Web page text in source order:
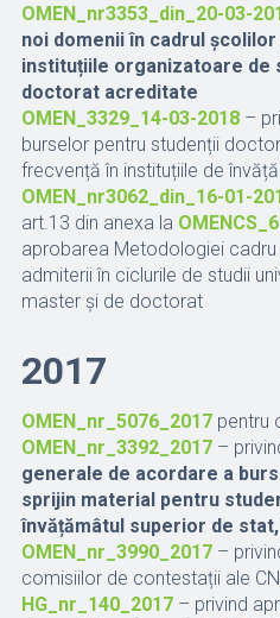
OMEN_nr3353_din_20-03-
noi domenii în cadrul
instituțiile organizatoare de
doctorat acreditate
OMEN_3329_14-03-2018–
burselor pentru studenții
frecvență în instituțiile de
OMEN_nr3062_din_16-01-
art.13 din anexa la
aprobarea Metodologiei cadru
admiterii în ciclurile de studii
master și de doctorat
2017
OMEN_nr_5076_2017pentru
OMEN_nr_3392_2017 –
generale de acordare a
sprijin material pentru
învățămâtul superior de
OMEN_nr_3990_2017–
comisiilor de contestații ale
HG_nr_140_2017 – privind